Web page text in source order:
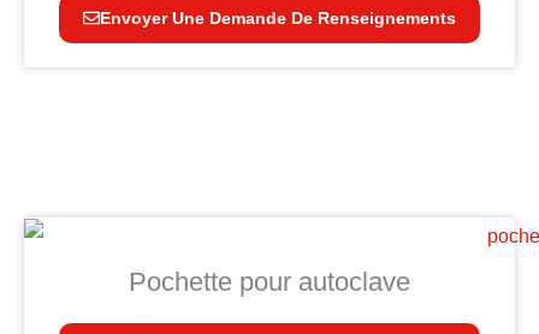
Envoyer Une Demande De Renseignements
Pochette pour autoclave